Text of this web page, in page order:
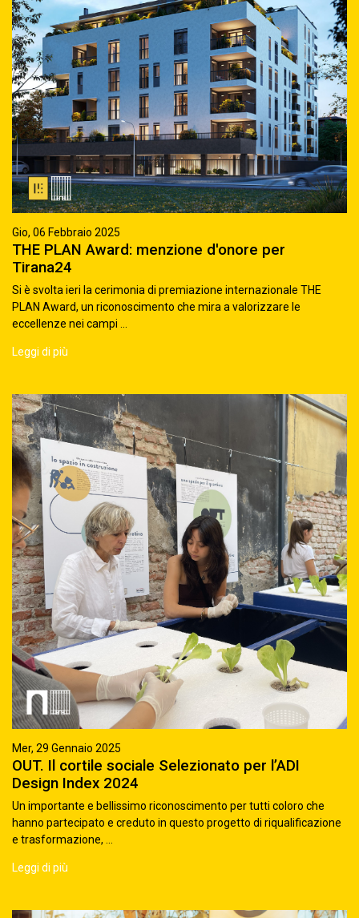
Gio, 06 Febbraio 2025
THE PLAN Award: menzione d'onore per
Tirana24
Si è svolta ieri la cerimonia di premiazione internazionale THE
PLAN Award, un riconoscimento che mira a valorizzare le
eccellenze nei campi ...
Leggi di più
Mer, 29 Gennaio 2025
OUT. Il cortile sociale Selezionato per l’ADI
Design Index 2024
Un importante e bellissimo riconoscimento per tutti coloro che
hanno partecipato e creduto in questo progetto di riqualificazione
e trasformazione, ...
Leggi di più